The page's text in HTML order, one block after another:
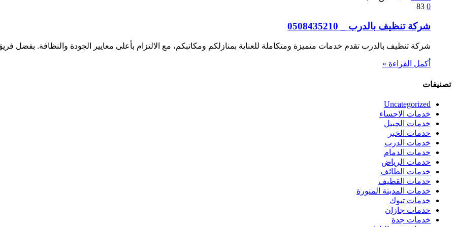
0
شركة تنظيف بالدرب _ 0508435210
شركة تنظيف بالدرب تقدم خدمات متميزة ومتكاملة للعناية بمنازلكم ومكاتبكم، مع الالتزام بأعلى معايير الجودة والنظافة.
أكمل القراءة »
تصنيفات
Uncategorized
خدمات الاحساء
خدمات الجبيل
خدمات الخبر
خدمات الدرب
خدمات الدمام
خدمات الرياض
خدمات الطائف
خدمات القطيف
خدمات المدينة المنورة
خدمات تبوك
خدمات جازان
خدمات جدة